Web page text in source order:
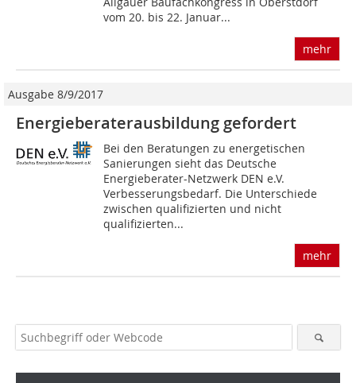
vom 20. bis 22. Januar...
mehr
Ausgabe 8/9/2017
Energieberaterausbildung gefordert
Bei den Beratungen zu ener­getischen
Sanierungen sieht das Deutsche
Energieberater-Netzwerk DEN e.V.
Verbesserungsbedarf. Die Unterschiede
zwischen qualifizierten und nicht
qualifizierten...
mehr